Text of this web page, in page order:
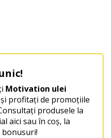
Motivation ulei
și profitați de promoțiile
produsele la
aici sau în coș, la
bonusuri!